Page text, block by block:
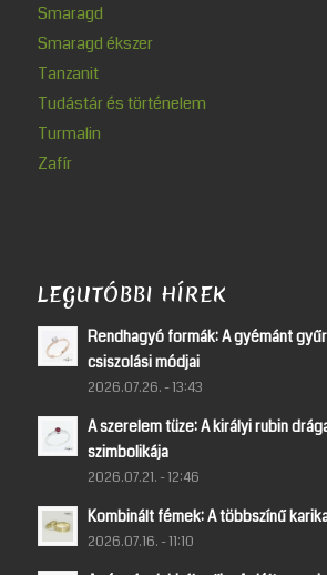
Smaragd
Smaragd ékszer
Tanzanit
Tudástár és történelem
Turmalin
Zafír
LEGUTÓBBI HÍREK
Rendhagyó formák: A gyémánt
csiszolási módjai
2026.07.26. - 13:43
A szerelem tüze: A királyi rubin
szimbolikája
2026.07.21. - 12:46
Kombinált fémek: A többszínű
2026.07.16. - 11:10